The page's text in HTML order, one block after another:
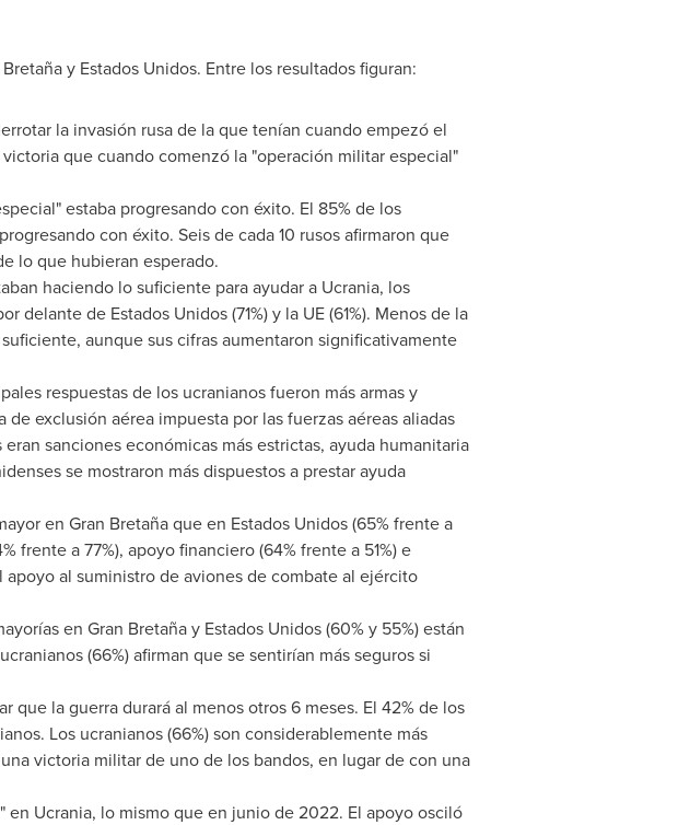
y Estados Unidos. Entre los resultados figuran:
la invasión rusa de la que tenían cuando empezó el
que cuando comenzó la "operación militar especial"
estaba progresando con éxito. El 85% de los
con éxito. Seis decada 10 rusos afirmaron que
lo que hubieran esperado.
haciendo lo suficiente para ayudar a Ucrania, los
delante de Estados Unidos (71%) y la UE (61%). Menos de la
aunque sus cifras aumentaron significativamente
respuestas de los ucranianos fueron más armas y
exclusión aérea impuesta por las fuerzas aéreas aliadas
sanciones económicas más estrictas, ayuda humanitaria
se mostraron más dispuestos a prestar ayuda
en Gran Bretaña que en Estados Unidos (65% frente a
frente a 77%), apoyo financiero (64% frente a 51%) e
apoyo al suministro de aviones de combate al ejército
en Gran Bretaña y Estados Unidos (60% y 55%) están
(66%) afirman que se sentirían más seguros si
que la guerra durará al menos otros 6 meses. El 42% de los
Los ucranianos (66%) son considerablemente más
victoria militar de uno de los bandos, en lugar de con una
en Ucrania, lo mismo que en junio de 2022. El apoyo osciló